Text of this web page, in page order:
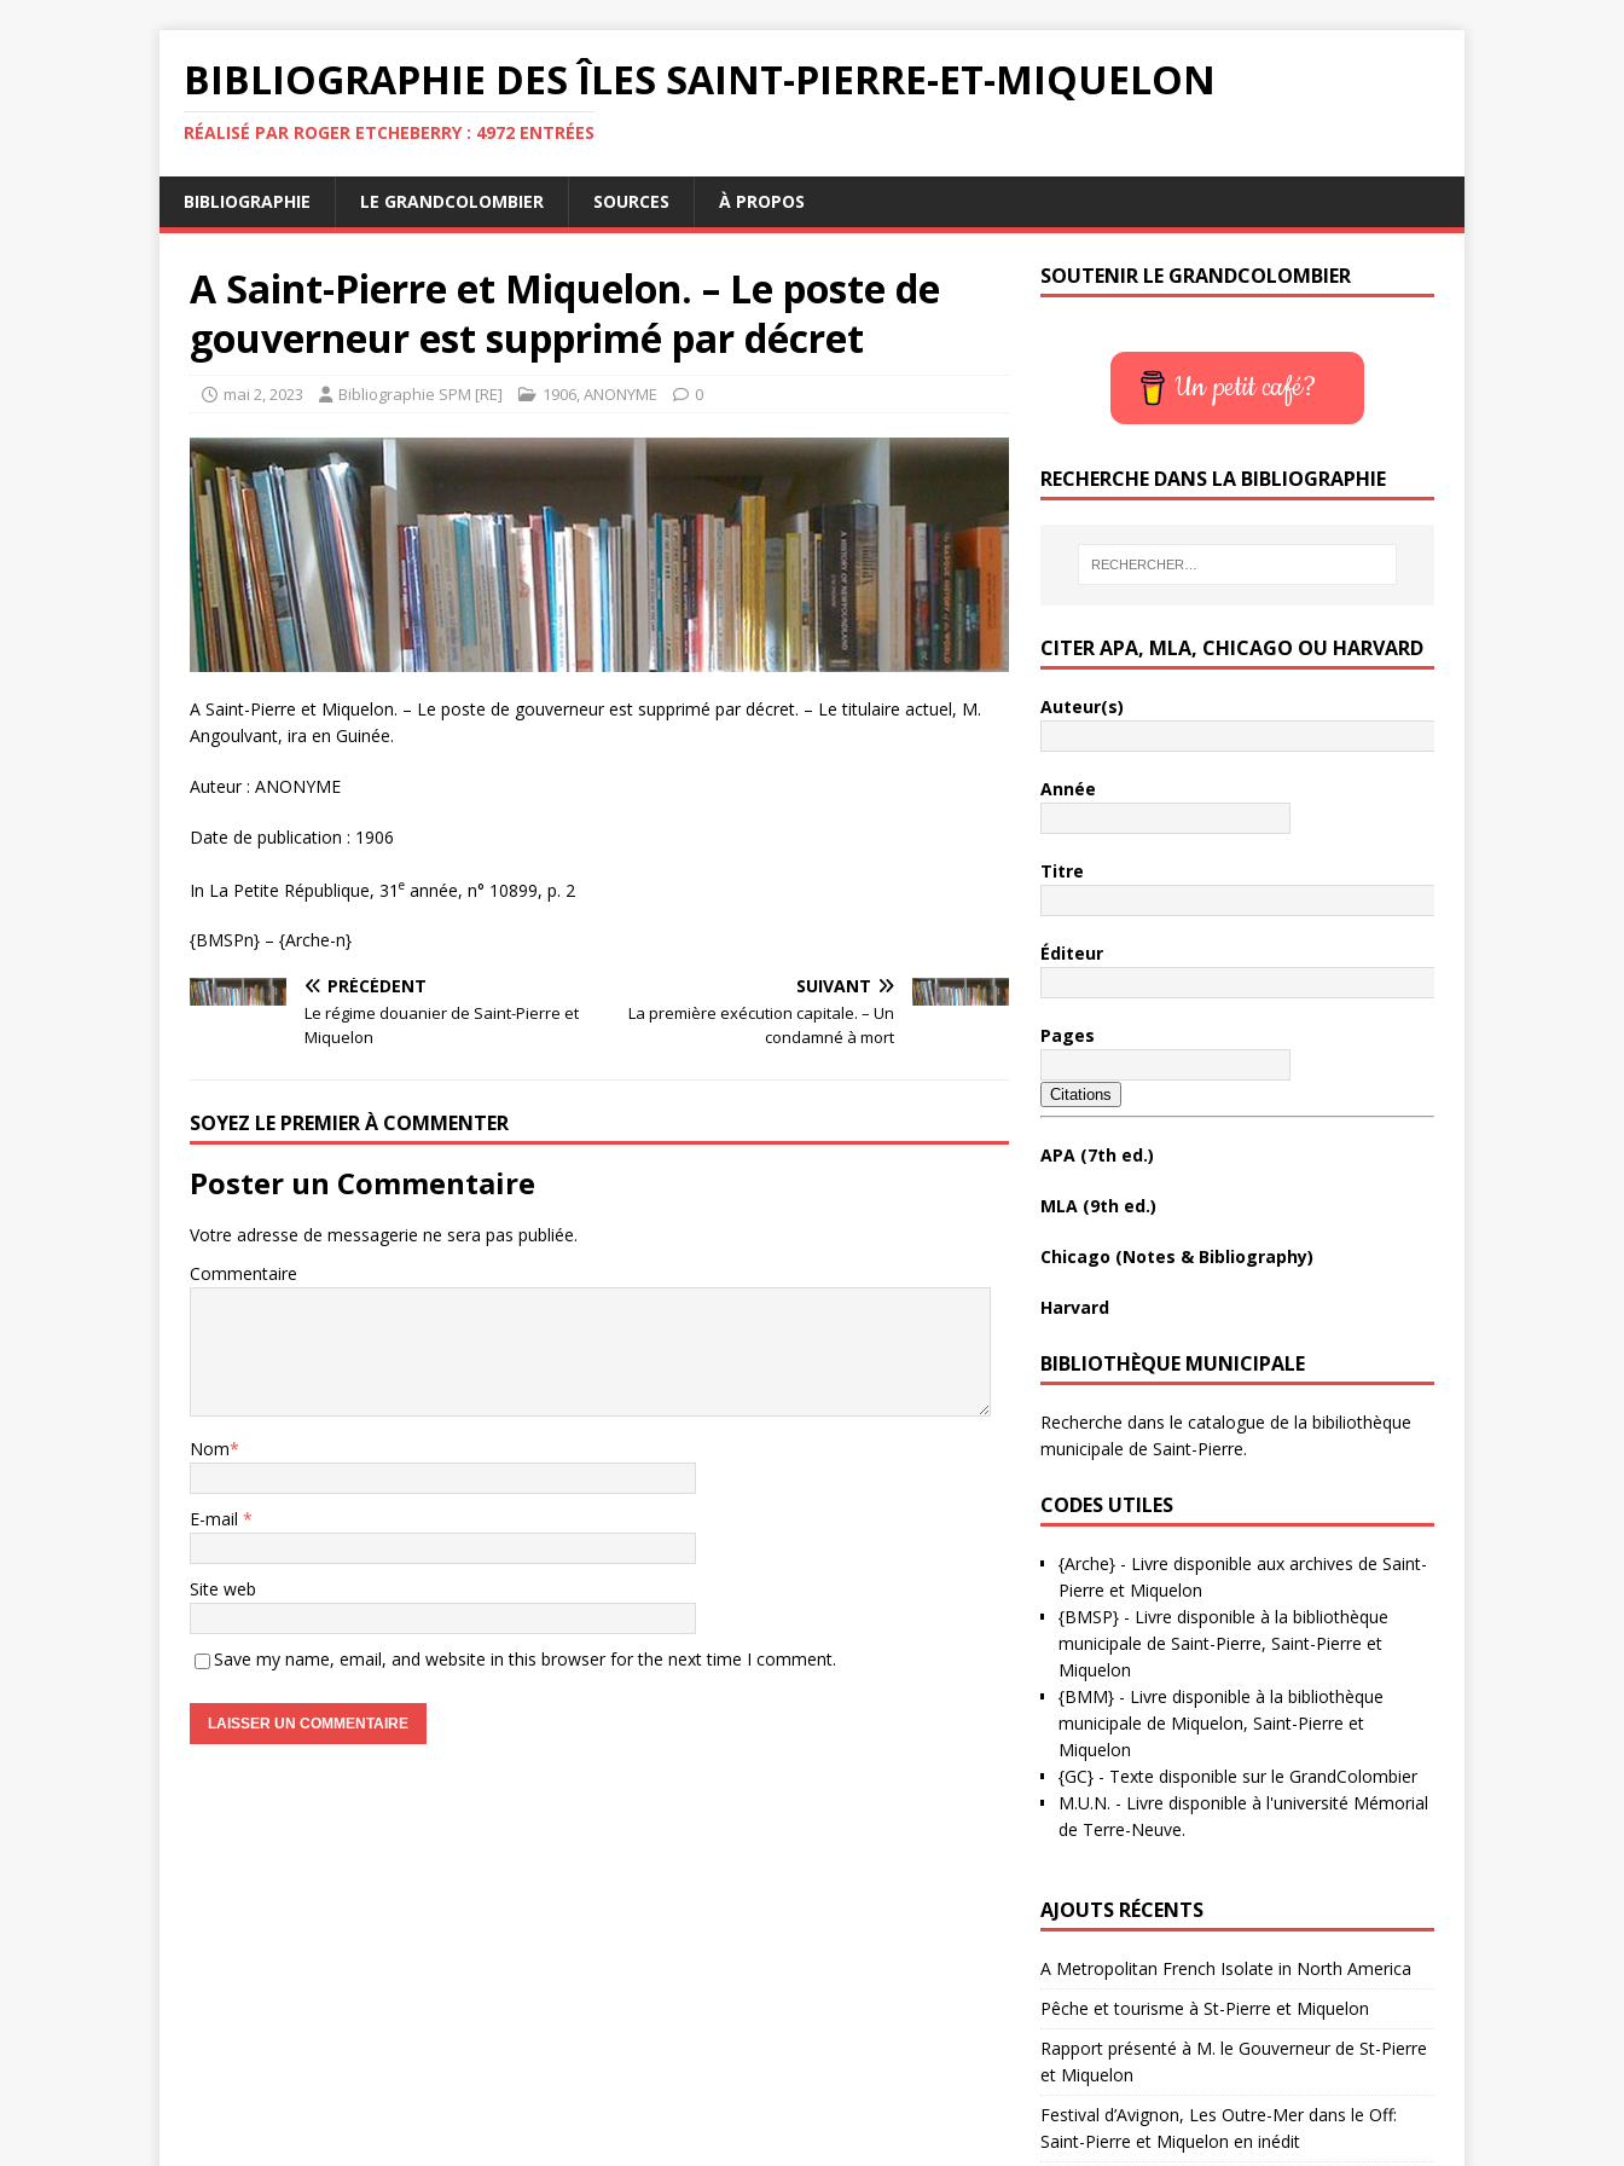
BIBLIOGRAPHIE DES ÎLES SAINT-PIERRE-ET-MIQUELON
RÉALISÉ PAR ROGER ETCHEBERRY : 4972 ENTRÉES
BIBLIOGRAPHIE LE GRANDCOLOMBIER SOURCES À PROPOS
A Saint-Pierre et Miquelon. – Le poste de
gouverneur est supprimé par décret
mai 2, 2023 Bibliographie SPM [RE] 1906,ANONYME 0
A Saint-Pierre et Miquelon. – Le poste de gouverneur est supprimé par décret. – Le titulaire actuel, M.
Angoulvant, ira en Guinée.
Auteur : ANONYME
Date de publication : 1906
In La Petite République, 31 e année, n° 10899, p. 2
{BMSPn} – {Arche-n}
PRÉCÉDENT
Le régime douanier de Saint-Pierre et
Miquelon
SUIVANT
La première exécution capitale. – Un
condamné à mort
SOYEZ LE PREMIER À COMMENTER
Poster un Commentaire
Votre adresse de messagerie ne sera pas publiée.
Commentaire
Nom*
E-mail *
Site web
Save my name, email, and website in this browser for the next time I comment.
SOUTENIR LE GRANDCOLOMBIER
Un petit café?
RECHERCHE DANS LA BIBLIOGRAPHIE
CITER APA, MLA, CHICAGO OU HARVARD
Auteur(s)
Année
Titre
Éditeur
Pages
Citations
APA (7th ed.)
MLA (9th ed.)
Chicago (Notes & Bibliography)
Harvard
BIBLIOTHÈQUE MUNICIPALE
Recherche dans le catalogue de la bibiliothèque
municipale de Saint-Pierre.
CODES UTILES
{Arche}- Livre disponible aux archives de Saint-
Pierre et Miquelon
{BMSP}- Livre disponible à la bibliothèque
municipale de Saint-Pierre, Saint-Pierre et
Miquelon
{BMM}- Livre disponible à la bibliothèque
municipale de Miquelon, Saint-Pierre et
Miquelon
{GC}- Texte disponible sur le GrandColombier
M.U.N. - Livre disponible à l'université Mémorial
de Terre-Neuve.
AJOUTS RÉCENTS
A Metropolitan French Isolate in North America
Pêche et tourisme à St-Pierre et Miquelon
Rapport présenté à M. le Gouverneur de St-Pierre
et Miquelon
Festival d’Avignon, Les Outre-Mer dans le Off:
Saint-Pierre et Miquelon en inédit